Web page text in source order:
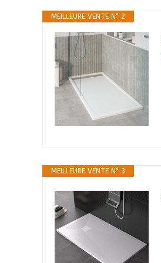
MEILLEURE VENTE N° 2
MEILLEURE VENTE N° 3